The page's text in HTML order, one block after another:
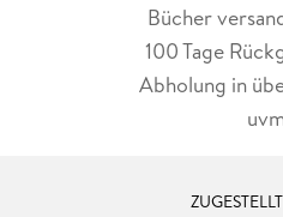
Bücher
100 Tage
Abholung in